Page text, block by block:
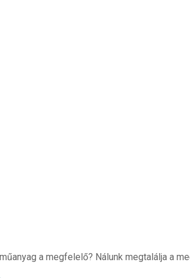
a megfelelő? Nálunk megtalálja a